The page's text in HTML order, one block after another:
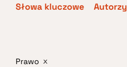
Słowa kluczowe Autorzy
Prawo x